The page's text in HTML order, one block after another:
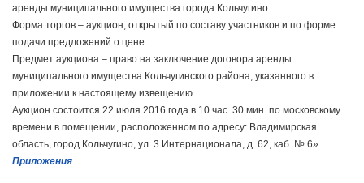
аренды муниципального имущества города Кольчугино.
Форма торгов – аукцион, открытый по составу участников и по форме
подачи предложений о цене.
Предмет аукциона – право на заключение договора аренды
муниципального имущества Кольчугинского района, указанного в
приложении к настоящему извещению.
Аукцион состоится 22 июля 2016 года в 10 час. 30 мин. по московскому
времени в помещении, расположенном по адресу: Владимирская
область, город Кольчугино, ул. 3 Интернационала, д. 62, каб. № 6»
Приложения